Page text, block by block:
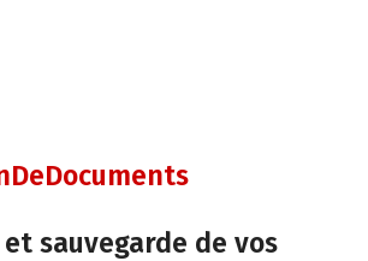
sauvegarde de vos